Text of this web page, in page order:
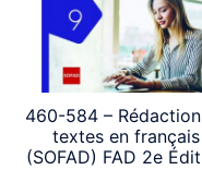
460-584 –
textes en français
(SOFAD) FAD 2e